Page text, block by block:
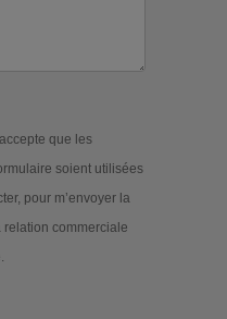
que les
soient utilisées
pour m’envoyer la
relation commerciale